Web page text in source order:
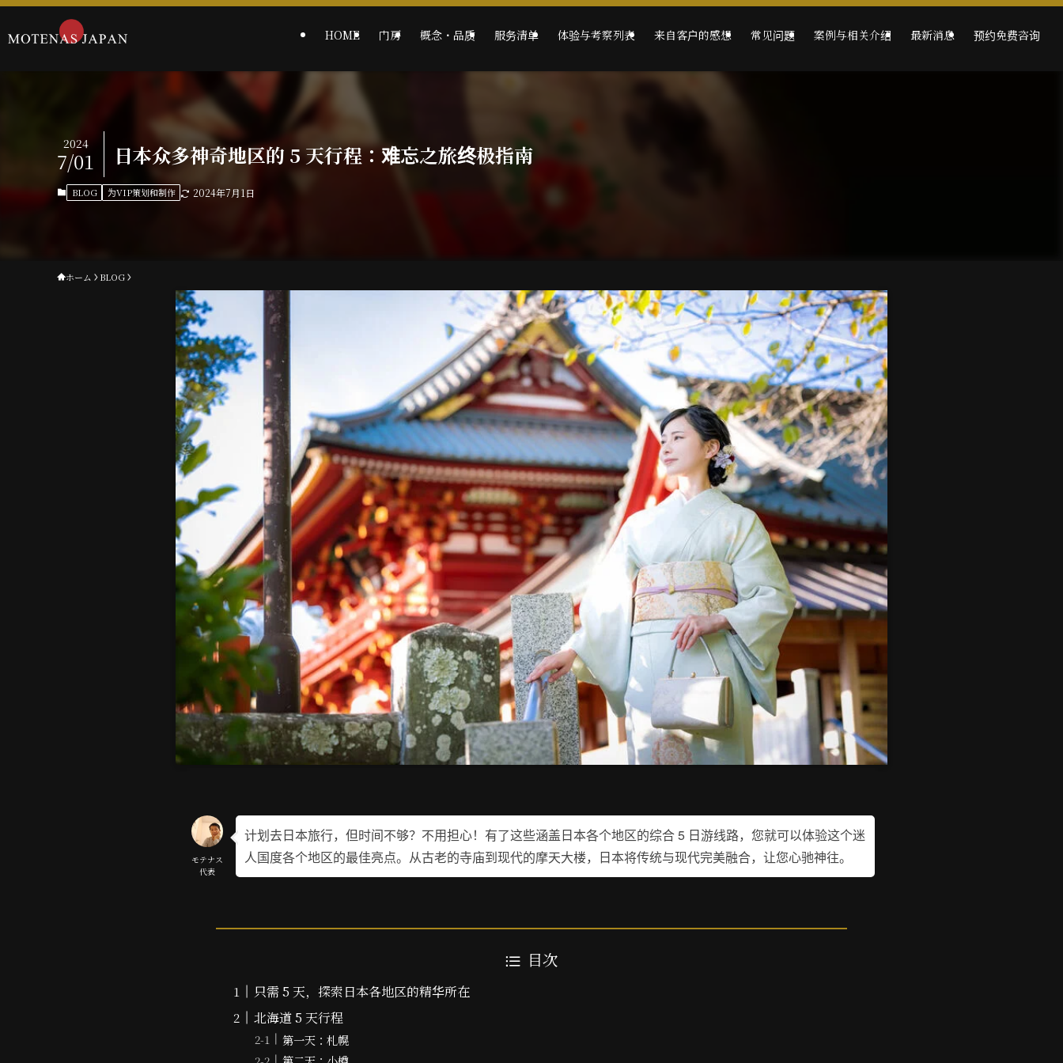
HOME 门房 概念・品质 服务清单 体验与考察列表 来自客户的感想 常见问题 案例与相关介绍 最新消息 预约免费咨询
日本众多神奇地区的 5 天行程：难忘之旅终极指南
2024
7/01
BLOG 为VIP策划和制作 2024年7月1日
ホーム BLOG
モテナス
代表
计划去日本旅行，但时间不够？不用担心！有了这些涵盖日本各个地区的综合 5 日游线路，您就可以体验这个迷
人国度各个地区的最佳亮点。从古老的寺庙到现代的摩天大楼，日本将传统与现代完美融合，让您心驰神往。
目次
只需 5 天，探索日本各地区的精华所在
北海道 5 天行程
第一天：札幌